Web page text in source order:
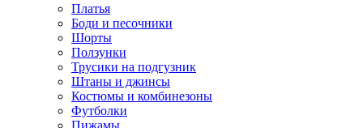
Платья
Боди и песочники
Шорты
Ползунки
Трусики на подгузник
Штаны и джинсы
Костюмы и комбинезоны
Футболки